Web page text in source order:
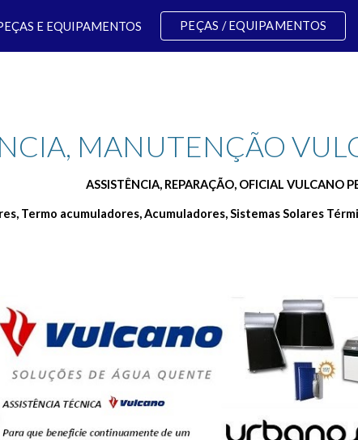
content Skip to navigation
E EQUIPAMENTOS PEÇAS / EQUIPAMENTOS
MANUTENÇÃO
ASSISTÊNCIA, REPARAÇÃO, OFICIAL VULCANO
Termo acumuladores, Acumuladores, Sistemas Solares